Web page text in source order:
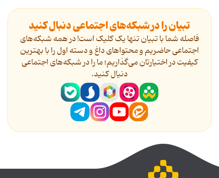
تبیان را در شبکه‌های اجتماعی دنبال کنید
فاصله شما با تبیان تنها یک کلیک است! در همه شبکه‌های
اجتماعی حاضریم و محتواهای داغ و دسته اول را با بهترین
کیفیت در اختیارتان می‌گذاریم؛ ما را در شبکه‌های اجتماعی
دنیال کنید.